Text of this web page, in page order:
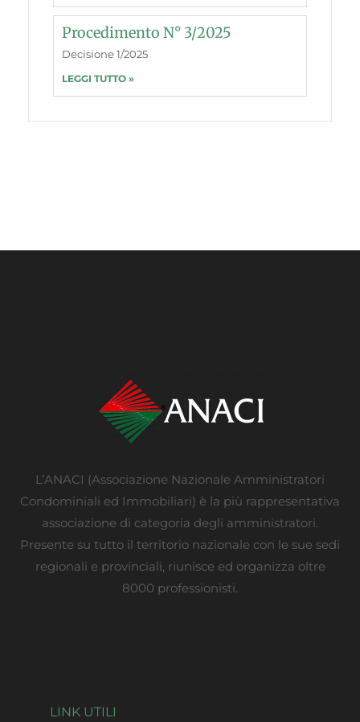
Procedimento N° 3/2025
Decisione 1/2025
LEGGI TUTTO »
L’ANACI (Associazione Nazionale Amministratori
Condominiali ed Immobiliari) è la più rappresentativa
associazione di categoria degli amministratori.
Presente su tutto il territorio nazionale con le sue sedi
regionali e provinciali, riunisce ed organizza oltre
8000 professionisti.
LINK UTILI